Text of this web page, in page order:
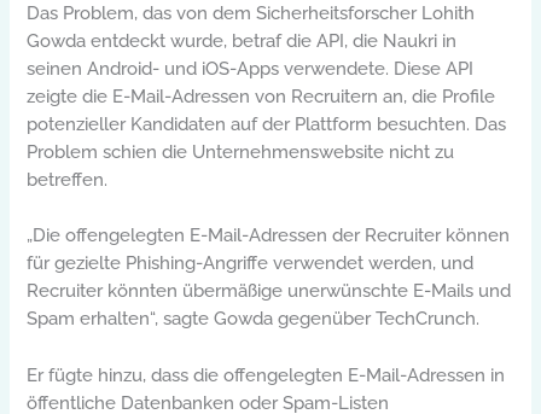
Das Problem, das von dem Sicherheitsforscher Lohith
Gowda entdeckt wurde, betraf die API, die Naukri in
seinen Android- und iOS-Apps verwendete. Diese API
zeigte die E-Mail-Adressen von Recruitern an, die Profile
potenzieller Kandidaten auf der Plattform besuchten. Das
Problem schien die Unternehmenswebsite nicht zu
betreffen.
„Die offengelegten E-Mail-Adressen der Recruiter können
für gezielte Phishing-Angriffe verwendet werden, und
Recruiter könnten übermäßige unerwünschte E-Mails und
Spam erhalten“, sagte Gowda gegenüber TechCrunch.
Er fügte hinzu, dass die offengelegten E-Mail-Adressen in
öffentliche Datenbanken oder Spam-Listen